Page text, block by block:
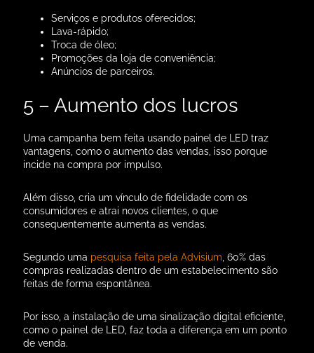
Serviços e produtos oferecidos;
Lava-rápido;
Troca de óleo;
Promoções da loja de conveniência;
Anúncios de parceiros.
5 – Aumento dos lucros
Uma campanha bem feita usando painel de LED traz
vantagens, como o aumento das vendas, isso porque
incide na compra por impulso.
Além disso, cria um vínculo de fidelidade com os
consumidores e atrai novos clientes, o que
consequentemente aumenta as vendas.
Segundo uma pesquisa feita pela Advisium , 60% das
compras realizadas dentro de um estabelecimento são
feitas de forma espontânea.
Por isso, a instalação de uma sinalização digital eficiente,
como o painel de LED, faz toda a diferença em um ponto
de venda.